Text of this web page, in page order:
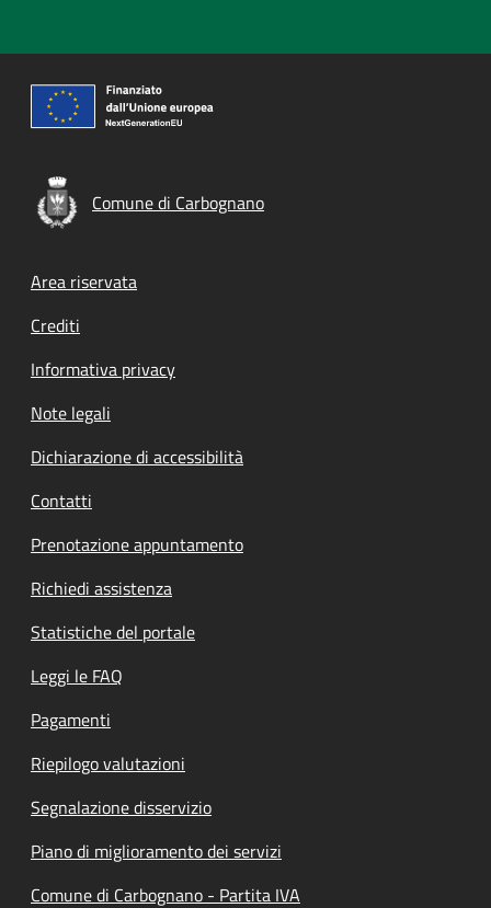
Comune di Carbognano
Footer menu
Area riservata
Crediti
Informativa privacy
Note legali
Dichiarazione di accessibilità
Contatti
Prenotazione appuntamento
Richiedi assistenza
Statistiche del portale
Leggi le FAQ
Pagamenti
Riepilogo valutazioni
Segnalazione disservizio
Piano di miglioramento dei servizi
Comune di Carbognano - Partita IVA